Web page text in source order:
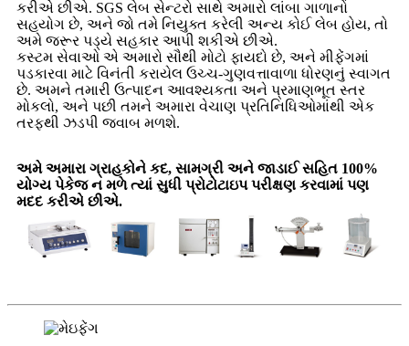
કરીએ છીએ. SGS લેબ સેન્ટરો સાથે અમારો લાંબા ગાળાનો
સહયોગ છે, અને જો તમે નિયુક્ત કરેલી અન્ય કોઈ લેબ હોય, તો
અમે જરૂર પડ્યે સહકાર આપી શકીએ છીએ.
કસ્ટમ સેવાઓ એ અમારો સૌથી મોટો ફાયદો છે, અને મીફેંગમાં
પડકારવા માટે વિનંતી કરાયેલ ઉચ્ચ-ગુણવત્તાવાળા ધોરણનું સ્વાગત
છે. અમને તમારી ઉત્પાદન આવશ્યકતા અને પ્રમાણભૂત સ્તર
મોકલો, અને પછી તમને અમારા વેચાણ પ્રતિનિધિઓમાંથી એક
તરફથી ઝડપી જવાબ મળશે.
અમે અમારા ગ્રાહકોને કદ, સામગ્રી અને જાડાઈ સહિત 100%
યોગ્ય પેકેજ ન મળે ત્યાં સુધી પ્રોટોટાઇપ પરીક્ષણ કરવામાં પણ
મદદ કરીએ છીએ.